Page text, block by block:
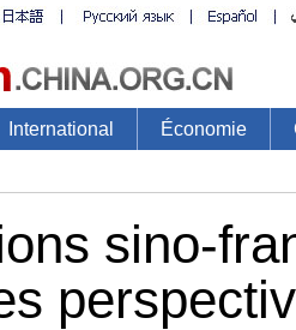
International Économie
sino-